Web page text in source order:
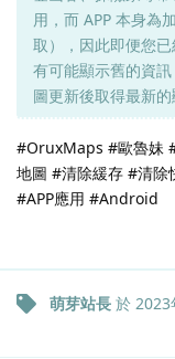
用，而 APP 本身為
取），因此即便您
有可能顯示舊的資
圖更新後取得最新的
#OruxMaps #歐魯妹
地圖 #清除緩存 #清除
#APP應用 #Android
萌芽站長 於 2023